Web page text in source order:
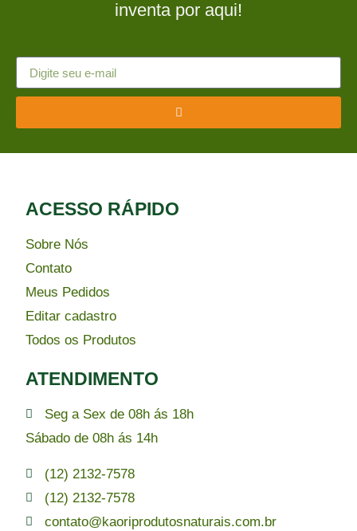
inventa por aqui!
ACESSO RÁPIDO​
Sobre Nós
Contato
Meus Pedidos
Editar cadastro
Todos os Produtos
ATENDIMENTO
Seg a Sex de 08h ás 18h
Sábado de 08h ás 14h
(12) 2132-7578
(12) 2132-7578
contato@kaoriprodutosnaturais.com.br